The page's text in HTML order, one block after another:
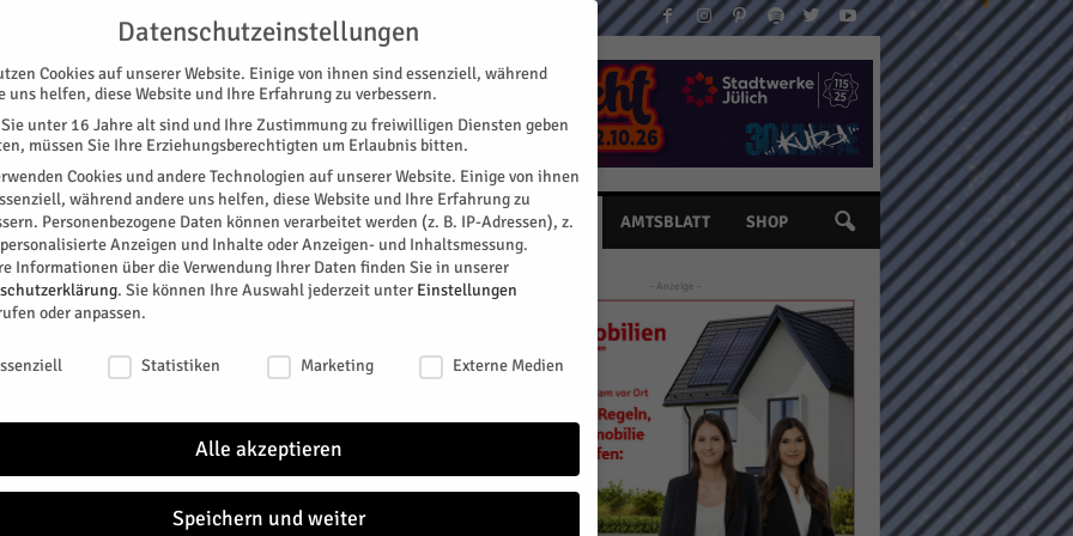
KONTAKT DATENSCHUTZ
SPEZIAL E-PAPER KINO GALERIE TERMINE AMTSBLATT SHOP
- Anzeige -
Datenschutzeinstellungen
Cookies auf unserer Website. Einige von ihnen sind essenziell, während
uns helfen, diese Website und Ihre Erfahrung zu verbessern.
unter 16 Jahre alt sind und Ihre Zustimmung zu freiwilligen Diensten geben
müssen Sie Ihre Erziehungsberechtigten um Erlaubnis bitten.
Cookies und andere Technologien auf unserer Website. Einige von ihnen
während andere uns helfen, diese Website und Ihre Erfahrung zu
Personenbezogene Daten können verarbeitet werden (z. B. IP-Adressen), z.
Anzeigen und Inhalte oder Anzeigen- und Inhaltsmessung.
Informationen über die Verwendung Ihrer Daten finden Sie in unserer
. Sie können Ihre Auswahl jederzeit unter Einstellungen
oder anpassen.
Statistiken Marketing Externe Medien
Alle akzeptieren
Speichern und weiter